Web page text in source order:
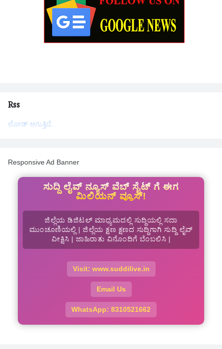
Rss
ಲೋಡ್ ಆಗುತ್ತಿದೆ...
Responsive Ad Banner
ಸುದ್ದಿ ಲೈವ್ ನ್ಯೂಸ್ ವೆಬ್ ಸೈಟ್ ಗೆ ಈಗ
ಮಿಲಿಯನ್ ವ್ಯೂಸ್!
ಜಿಲ್ಲೆಯ ಡಿಜಿಟಲ್ ಮಾಧ್ಯಮದಲ್ಲಿ ಸುದ್ದಿಯಲ್ಲಿ ಸದಾ
ಮುಂಚೂಣಿಯಲ್ಲಿ | ಜಿಲ್ಲೆಯ ಕ್ಷಣ ಕ್ಷಣದ ಸುದ್ದಿಗಾಗಿ ಸುದ್ದಿ ಲೈವ್
ವೀಕ್ಷಿಸಿ | ಜಾಹಿರಾತು ವಿನೊಂದಿಗೆ ಬೆಂಬಲಿಸಿ |
Visit: www.suddilive.in
Email Us
WhatsApp: 8310521662